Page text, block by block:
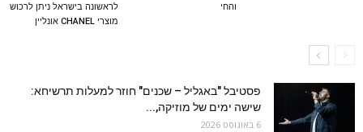
והחי
לראשונה בישראל ניתן לרכוש
מוצרי CHANEL אונליין
פסטיבל "באגליל – שכנים" חוזר למעלות תרשיחא:
שישה ימים של מוזיקה,...
6 באוגוסט 2026